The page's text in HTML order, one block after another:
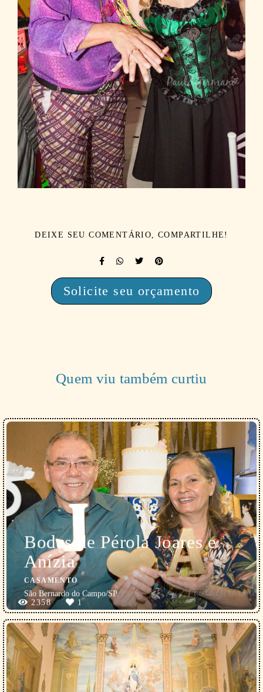
DEIXE SEU COMENTÁRIO, COMPARTILHE!
Solicite seu orçamento
Quem viu também curtiu
Bodas de Pérola Joares e
Anízia
CASAMENTO
São Bernardo do Campo/SP
2358
1